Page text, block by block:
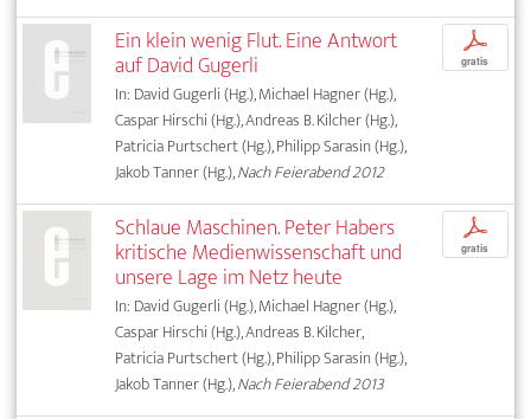
Ein klein wenig Flut. Eine Antwort
auf David Gugerli
In: David Gugerli (Hg.), Michael Hagner (Hg.),
Caspar Hirschi (Hg.), Andreas B. Kilcher (Hg.),
Patricia Purtschert (Hg.), Philipp Sarasin (Hg.),
Jakob Tanner (Hg.),Nach Feierabend 2012
p
gratis
Schlaue Maschinen. Peter Habers
kritische Medienwissenschaft und
unsere Lage im Netz heute
In: David Gugerli (Hg.), Michael Hagner (Hg.),
Caspar Hirschi (Hg.), Andreas B. Kilcher,
Patricia Purtschert (Hg.), Philipp Sarasin (Hg.),
Jakob Tanner (Hg.),Nach Feierabend 2013
p
gratis